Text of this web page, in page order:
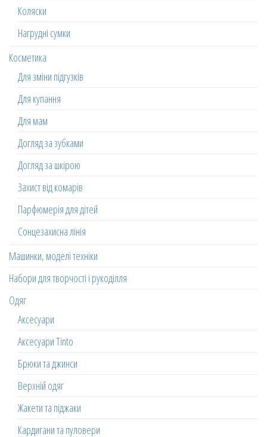
Коляски
Нагрудні сумки
Косметика
Для зміни підгузків
Для купання
Для мам
Догляд за зубками
Догляд за шкірою
Захист від комарів
Парфюмерія для дітей
Сонцезахисна лінія
Машинки, моделі техніки
Набори для творчості і рукоділля
Одяг
Аксесуари
Аксесуари Tinto
Брюки та джинси
Верхній одяг
Жакети та піджаки
Кардигани та пуловери